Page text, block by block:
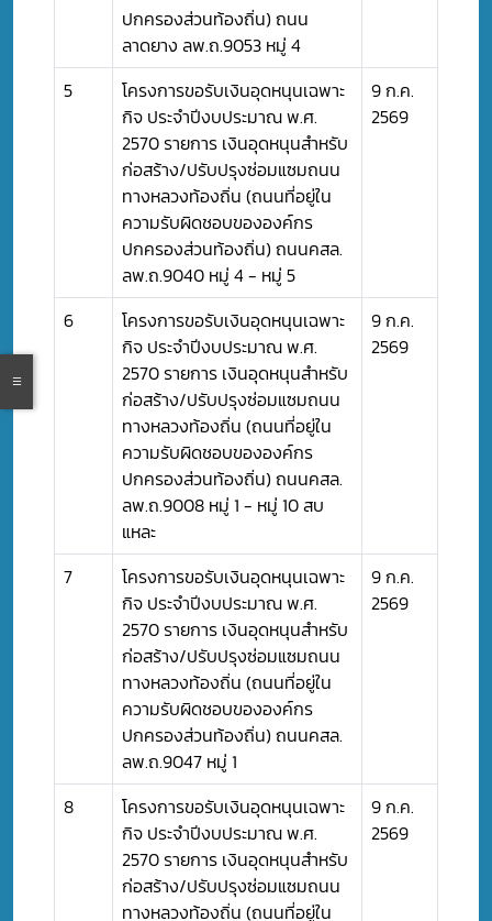
ปกครองส่วนท้องถิ่น) ถนน
ลาดยาง ลพ.ถ.9053 หมู่ 4
5
โครงการขอรับเงินอุดหนุนเฉพาะ
กิจ ประจำปีงบประมาณ พ.ศ.
2570 รายการ เงินอุดหนุนสำหรับ
ก่อสร้าง/ปรับปรุงซ่อมแซมถนน
ทางหลวงท้องถิ่น (ถนนที่อยู่ใน
ความรับผิดชอบขององค์กร
ปกครองส่วนท้องถิ่น) ถนนคสล.
ลพ.ถ.9040 หมู่ 4 - หมู่ 5
9 ก.ค.
2569
6
โครงการขอรับเงินอุดหนุนเฉพาะ
กิจ ประจำปีงบประมาณ พ.ศ.
2570 รายการ เงินอุดหนุนสำหรับ
ก่อสร้าง/ปรับปรุงซ่อมแซมถนน
ทางหลวงท้องถิ่น (ถนนที่อยู่ใน
ความรับผิดชอบขององค์กร
ปกครองส่วนท้องถิ่น) ถนนคสล.
ลพ.ถ.9008 หมู่ 1 - หมู่ 10 สบ
แหละ
9 ก.ค.
2569
7
โครงการขอรับเงินอุดหนุนเฉพาะ
กิจ ประจำปีงบประมาณ พ.ศ.
2570 รายการ เงินอุดหนุนสำหรับ
ก่อสร้าง/ปรับปรุงซ่อมแซมถนน
ทางหลวงท้องถิ่น (ถนนที่อยู่ใน
ความรับผิดชอบขององค์กร
ปกครองส่วนท้องถิ่น) ถนนคสล.
ลพ.ถ.9047 หมู่ 1
9 ก.ค.
2569
8
โครงการขอรับเงินอุดหนุนเฉพาะ
กิจ ประจำปีงบประมาณ พ.ศ.
2570 รายการ เงินอุดหนุนสำหรับ
ก่อสร้าง/ปรับปรุงซ่อมแซมถนน
ทางหลวงท้องถิ่น (ถนนที่อยู่ใน
9 ก.ค.
2569